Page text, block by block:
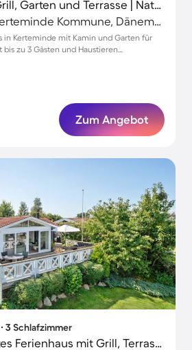
Ferienhaus mit Grill, Garten und Terrasse | Naturblick
Kerteminde, Kerteminde Kommune, Dänemark
in Kerteminde mit Kamin und Garten für
zu 3 Gästen und Haustieren
Zum Angebot
3 Schlafzimmer
Voll ausgestattetes Ferienhaus mit Grill, Terrasse und Garten